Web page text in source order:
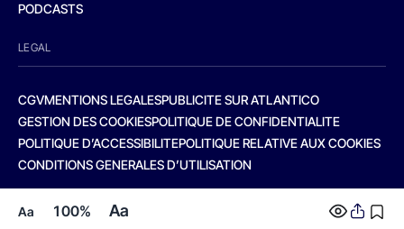
Aa 100% Aa
PODCASTS
LEGAL
CGVMENTIONS LEGALESPUBLICITE SUR ATLANTICO
GESTION DES COOKIESPOLITIQUE DE CONFIDENTIALITE
POLITIQUE D’ACCESSIBILITEPOLITIQUE RELATIVE AUX COOKIES
CONDITIONS GENERALES D’UTILISATION